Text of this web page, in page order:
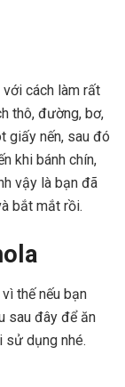
với cách làm rất
thô, đường, bơ,
giấy nến, sau đó
khi bánh chín,
vậy là bạn đã
bắt mắt rồi.
thế nếu bạn
sau đây để ăn
sử dụng nhé.